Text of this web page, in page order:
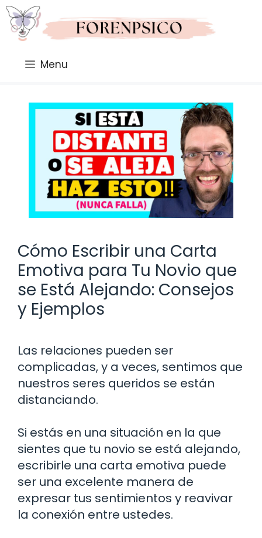
Saltar
al
contenido
Menu
Cómo Escribir una Carta
Emotiva para Tu Novio que
se Está Alejando: Consejos
y Ejemplos
Las relaciones pueden ser
complicadas, y a veces, sentimos que
nuestros seres queridos se están
distanciando.
Si estás en una situación en la que
sientes que tu novio se está alejando,
escribirle una carta emotiva puede
ser una excelente manera de
expresar tus sentimientos y reavivar
la conexión entre ustedes.